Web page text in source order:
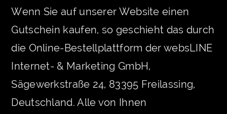
Wenn Sie auf unserer Website einen
Gutschein kaufen, so geschieht das durch
die Online-Bestellplattform der websLINE
Internet- & Marketing GmbH,
Sägewerkstraße 24, 83395 Freilassing,
Deutschland. Alle von Ihnen